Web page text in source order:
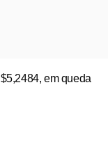
em queda